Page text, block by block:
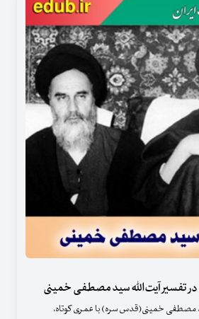
تفسیر آیت‌الله سید مصطفی خمینی
مصطفی خمینی(قدس سره) با عمری کوتاه،